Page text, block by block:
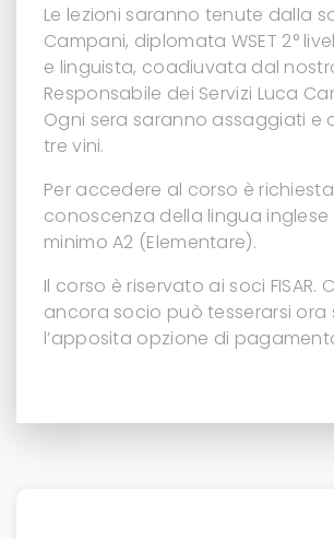
Le lezioni saranno tenute dalla
Campani, diplomata WSET 2°
e linguista, coadiuvata dal
Responsabile dei Servizi Luca
Ogni sera saranno assaggiati e
tre vini.
Per accedere al corso è
conoscenza della lingua inglese
minimo A2 (Elementare).
Il corso è riservato ai soci FISAR.
ancora socio può tesserarsi ora
l’apposita opzione di